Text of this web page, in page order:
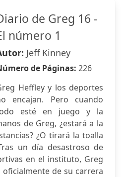
de Greg 16 -
número 1
Jeff Kinney
de Páginas: 226
Heffley y los deportes
encajan. Pero cuando
esté en juego y la
de Greg, ¿estará a la
¿O tirará la toalla
un día desastroso de
en el instituto, Greg
de su carrera